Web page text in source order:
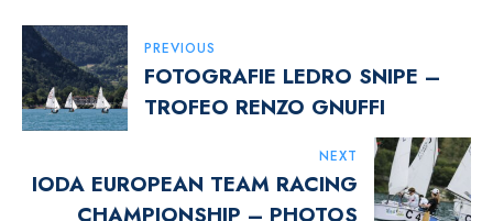
Navigazione
Articoli
PREVIOUS
FOTOGRAFIE LEDRO SNIPE –
TROFEO RENZO GNUFFI
NEXT
IODA EUROPEAN TEAM RACING
CHAMPIONSHIP – PHOTOS